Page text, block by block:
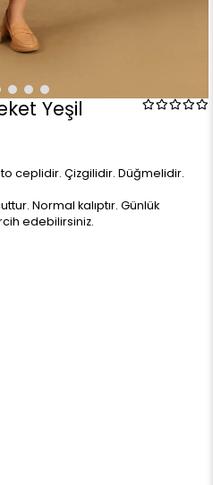
Yeşil
ceplidir. Çizgilidir. Düğmelidir.
Normal kalıptır. Günlük
edebilirsiniz.